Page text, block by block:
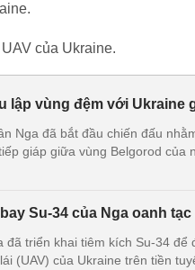
của Ukraine.
lập vùng đệm với Ukraine
Nga đã bắt đầu chiến đấu
giáp giữa vùng Belgorod của
Su-34 của Nga oanh
đã triển khai tiêm kích Su-34
(UAV) của Ukraine trên tiền